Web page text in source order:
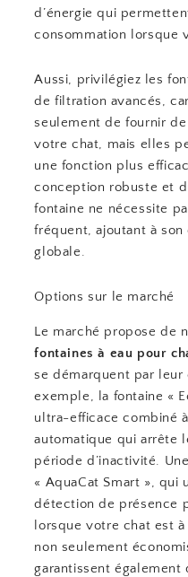
d’énergie qui
consommation lorsque
Aussi, privilégiez les
de filtration avancés,
seulement de fournir
votre chat, mais elles
une fonction plus
conception robuste et
fontaine ne nécessite
fréquent, ajoutant à
globale.
Options sur le marché
Le marché propose de
fontaines à eau pour
se démarquent par leur
exemple, la fontaine «
ultra-efficace combiné
automatique qui arrête
période d’inactivité.
« AquaCat Smart », qui
détection de présence
lorsque votre chat est
non seulement
garantissent également